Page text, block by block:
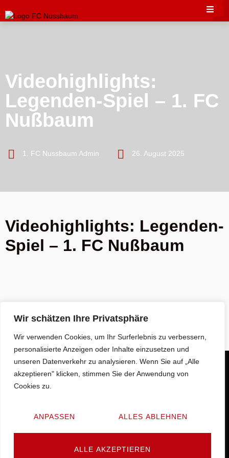
Wir schätzen Ihre Privatsphäre
Wir verwenden Cookies, um Ihr Surferlebnis zu verbessern,
personalisierte Anzeigen oder Inhalte einzusetzen und
unseren Datenverkehr zu analysieren. Wenn Sie auf „Alle
akzeptieren" klicken, stimmen Sie der Anwendung von
Cookies zu.
ANPASSEN ALLES ABLEHNEN
ALLE AKZEPTIEREN
Videohighlights:
Legenden-Spiel – 1. FC
Nußbaum
1. FC Nussbaum Admin 26. August 2025
Videohighlights: Legenden-
Spiel – 1. FC Nußbaum
© 2025 byBarrierehelden